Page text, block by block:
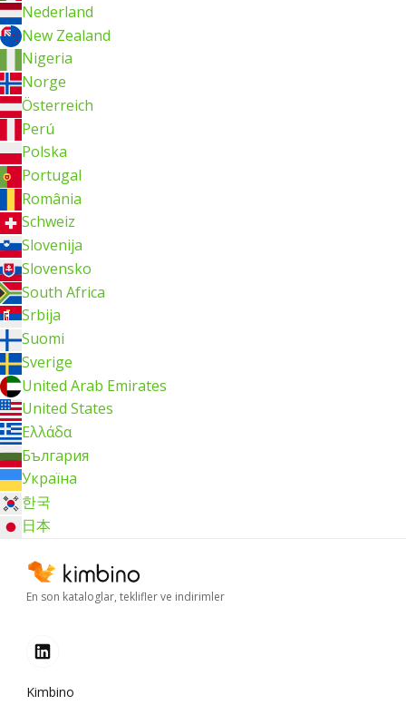
Nederland
New Zealand
Nigeria
Norge
Österreich
Perú
Polska
Portugal
România
Schweiz
Slovenija
Slovensko
South Africa
Srbija
Suomi
Sverige
United Arab Emirates
United States
Ελλάδα
България
Україна
한국
日本
En son kataloglar, teklifler ve indirimler
Kimbino